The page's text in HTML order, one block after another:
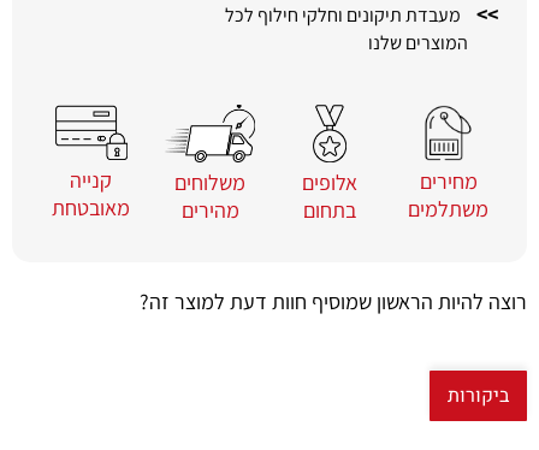
>>
מעבדת תיקונים וחלקי חילוף לכל
המוצרים שלנו
מחירים
משתלמים
אלופים
בתחום
משלוחים
מהירים
קנייה
מאובטחת
רוצה להיות הראשון שמוסיף חוות דעת למוצר זה?
ביקורות